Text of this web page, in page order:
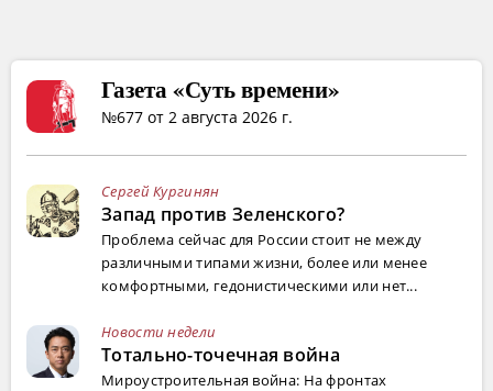
Газета «Суть времени»
№677 от 2 августа 2026 г.
Сергей Кургинян
Запад против Зеленского?
Проблема сейчас для России стоит не между
различными типами жизни, более или менее
комфортными, гедонистическими или нет...
Новости недели
Тотально-точечная война
Мироустроительная война: На фронтах